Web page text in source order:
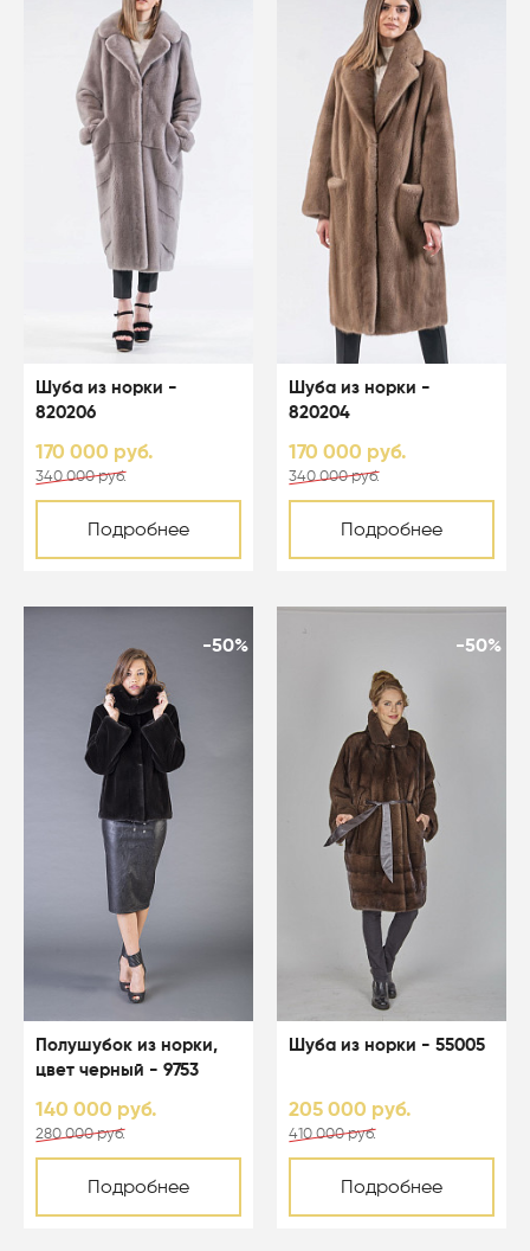
Шуба из норки -
820206
170 000 руб.
340 000 руб.
Подробнее
Шуба из норки -
820204
170 000 руб.
340 000 руб.
Подробнее
-50%
Полушубок из норки,
цвет черный - 9753
140 000 руб.
280 000 руб.
Подробнее
-50%
Шуба из норки - 55005
205 000 руб.
410 000 руб.
Подробнее